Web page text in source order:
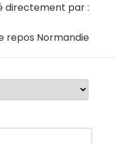
directement par :
repos Normandie